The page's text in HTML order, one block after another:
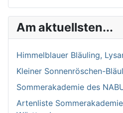
Type 2 or more characters
Am aktuellsten...
Himmelblauer Bläuling,
Kleiner Sonnenröschen-
Sommerakademie des
Artenliste